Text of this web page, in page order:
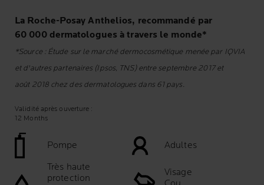
La Roche-Posay Anthelios, recommandé par
60 000 dermatologues à travers le monde*
*Source : Étude sur le marché dermocosmétique menée par IQVIA
et d'autres partenaires (Ipsos, TNS) entre septembre 2017 et
août 2018 chez des dermatologues dans 61 pays.
Validité après ouverture :
12 Months
Pompe
Adultes
Très haute
protection
Visage